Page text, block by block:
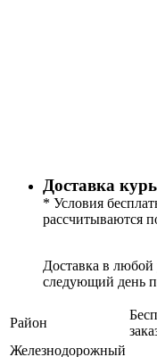
Доставка
* Условия
рассчитываются
Доставка в
следующий день
Район
Железнодорожный